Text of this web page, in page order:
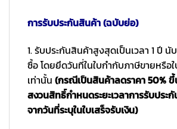
การรับประกันสินค้า (ฉบับย่อ)
1. รับประกันสินค้าสูงสุดเป็นเวลา 1 ปี
ซื้อ โดยยึดวันที่ในใบกำกับภาษีขายหรือใ
เท่านั้น (กรณีเป็นสินค้าลดราคา 50%
สงวนสิทธิ์กำหนดระยะเวลาการรับประ
จากวันที่ระบุในใบเสร็จรับเงิน)